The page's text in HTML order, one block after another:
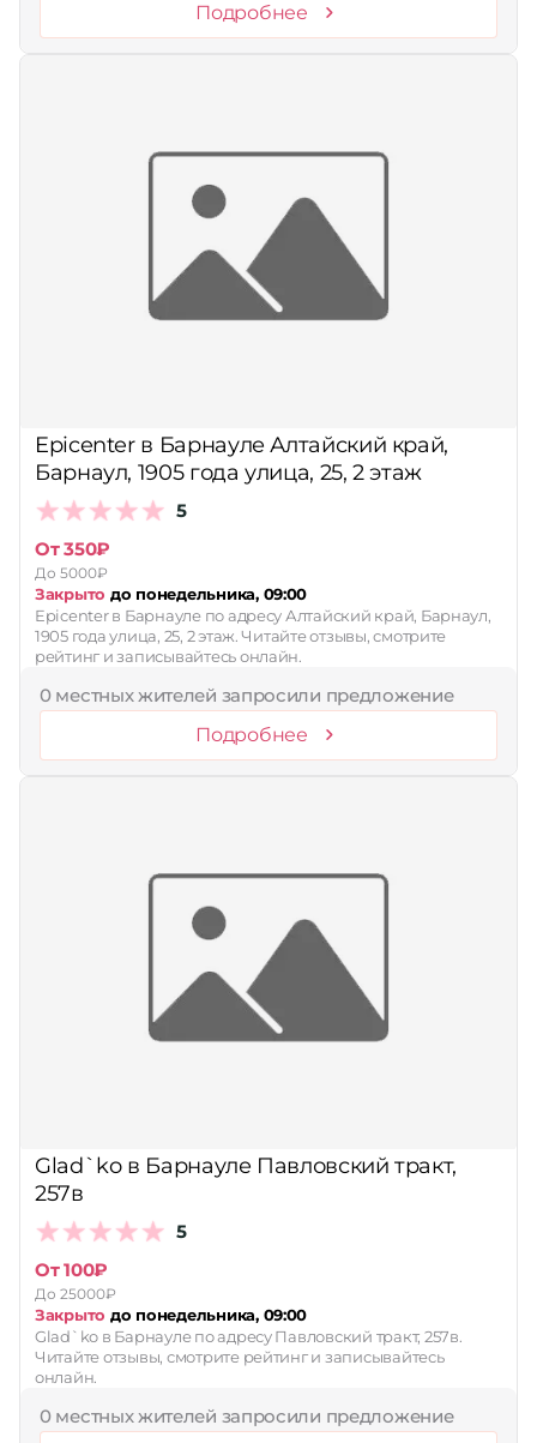
Подробнее
Epicenter в Барнауле Алтайский край,
Барнаул, 1905 года улица, 25, 2 этаж
5
От 350₽
До 5000₽
Закрыто до понедельника, 09:00
Epicenter в Барнауле по адресу Алтайский край, Барнаул,
1905 года улица, 25, 2 этаж. Читайте отзывы, смотрите
рейтинг и записывайтесь онлайн.
0 местных жителей запросили предложение
Подробнее
Glad`ko в Барнауле Павловский тракт,
257в
5
От 100₽
До 25000₽
Закрыто до понедельника, 09:00
Glad`ko в Барнауле по адресу Павловский тракт, 257в.
Читайте отзывы, смотрите рейтинг и записывайтесь
онлайн.
0 местных жителей запросили предложение